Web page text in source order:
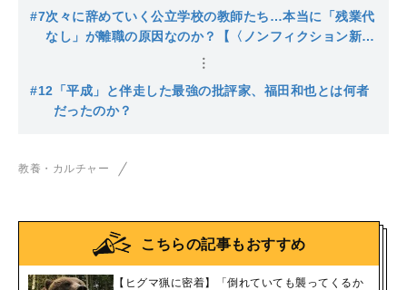
【〈ノンフィクション新刊〉よろず帳】
#7次々に辞めていく公立学校の教師たち…本当に「残業代
なし」が離職の原因なのか？【〈ノンフィクション新
#12 「平成」と伴走した最強の批評家、福田和也とは何者
だったのか？
教養・カルチャー
こちらの記事もおすすめ
【ヒグマ猟に密着】「倒れていても襲ってくるか